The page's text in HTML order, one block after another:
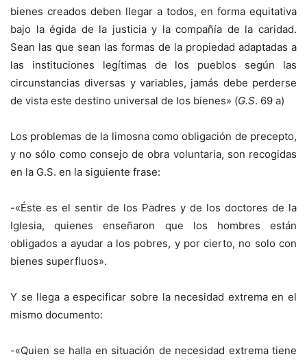
bienes creados deben llegar a todos, en forma equitativa
bajo la égida de la justicia y la compañía de la caridad.
Sean las que sean las formas de la propiedad adaptadas a
las instituciones legítimas de los pueblos según las
circunstancias diversas y variables, jamás debe perderse
de vista este destino universal de los bienes» (G.S. 69 a)
Los problemas de la limosna como obligación de precepto,
y no sólo como consejo de obra voluntaria, son recogidas
en la G.S. en la siguiente frase:
-«Éste es el sentir de los Padres y de los doctores de la
Iglesia, quienes enseñaron que los hombres están
obligados a ayudar a los pobres, y por cierto, no solo con
bienes superfluos».
Y se llega a especificar sobre la necesidad extrema en el
mismo documento:
-«Quien se halla en situación de necesidad extrema tiene